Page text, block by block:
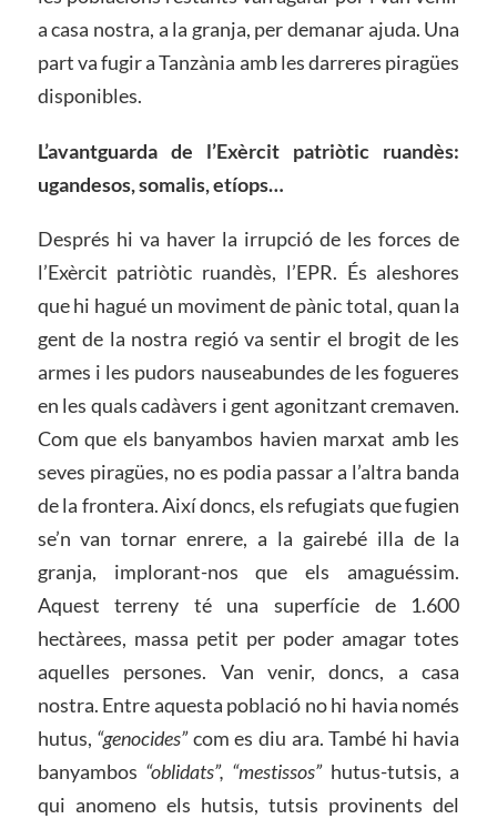
a casa nostra, a la granja, per demanar ajuda. Una
part va fugir a Tanzània amb les darreres piragües
disponibles.
L’avantguarda de l’Exèrcit patriòtic ruandès:
ugandesos, somalis, etíops…
Després hi va haver la irrupció de les forces de
l’Exèrcit patriòtic ruandès, l’EPR. És aleshores
que hi hagué un moviment de pànic total, quan la
gent de la nostra regió va sentir el brogit de les
armes i les pudors nauseabundes de les fogueres
en les quals cadàvers i gent agonitzant cremaven.
Com que els banyambos havien marxat amb les
seves piragües, no es podia passar a l’altra banda
de la frontera. Així doncs, els refugiats que fugien
se’n van tornar enrere, a la gairebé illa de la
granja, implorant-nos que els amaguéssim.
Aquest terreny té una superfície de 1.600
hectàrees, massa petit per poder amagar totes
aquelles persones. Van venir, doncs, a casa
nostra. Entre aquesta població no hi havia només
hutus, “genocides”com es diu ara. També hi havia
banyambos “oblidats”, “mestissos”hutus-tutsis, a
qui anomeno els hutsis, tutsis provinents del